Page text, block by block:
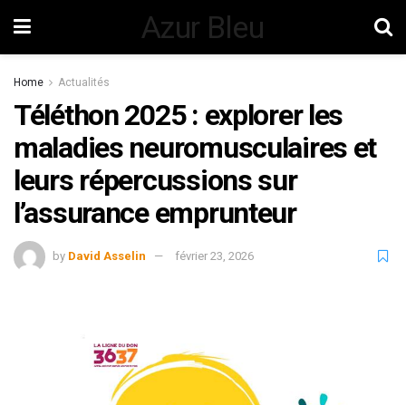
Azur Bleu
Home Actualités
Téléthon 2025 : explorer les
maladies neuromusculaires et
leurs répercussions sur
l’assurance emprunteur
by David Asselin février 23, 2026